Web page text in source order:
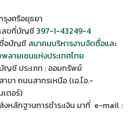
รุงศรีอยุธยา
ลขที่บัญชี 397-1-43249-4
อบัญชี สมาคมบริหารงานจัดซื้อและ
ลายเชนแห่งประเทศไทย
ชี ประเภท : ออมทรัพย์
ขา ถนนสาทรเหนือ (เอ.ไอ.-
เตอร์)
หลักฐานการชำระเงิน มาที่ e-mail :